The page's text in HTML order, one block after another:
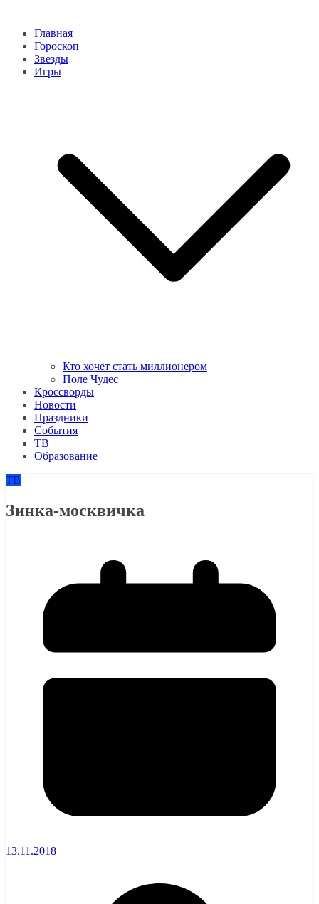
Главная
Гороскоп
Звезды
Игры
Кто хочет стать миллионером
Поле Чудес
Кроссворды
Новости
Праздники
События
ТВ
Образование
ТВ
Зинка-москвичка
13.11.2018